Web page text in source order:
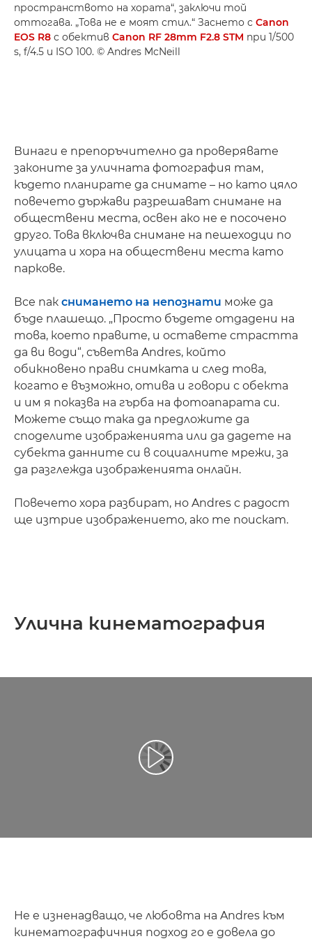
пространството на хората“, заключи той
оттогава. „Това не е моят стил.“ Заснето с Canon
EOS R8 с обектив Canon RF 28mm F2.8 STM при 1/500
s, f/4.5 и ISO 100. © Andres McNeill
Винаги е препоръчително да проверявате
законите за уличната фотография там,
където планирате да снимате – но като цяло
повечето държави разрешават снимане на
обществени места, освен ако не е посочено
друго. Това включва снимане на пешеходци по
улицата и хора на обществени места като
паркове.
Все пак снимането на непознати може да
бъде плашещо. „Просто бъдете отдадени на
това, което правите, и оставете страстта
да ви води“, съветва Andres, който
обикновено прави снимката и след това,
когато е възможно, отива и говори с обекта
и им я показва на гърба на фотоапарата си.
Можете също така да предложите да
споделите изображенията или да дадете на
субекта данните си в социалните мрежи, за
да разглежда изображенията онлайн.
Повечето хора разбират, но Andres с радост
ще изтрие изображението, ако те поискат.
Улична кинематография
Възпроизведете видео
Не е изненадващо, че любовта на Andres към
кинематографичния подход го е довела до